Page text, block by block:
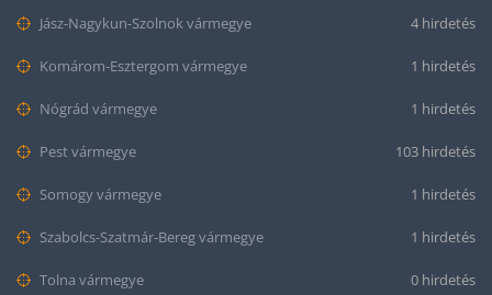
Jász-Nagykun-Szolnok vármegye 4 hirdetés
Komárom-Esztergom vármegye 1 hirdetés
Nógrád vármegye 1 hirdetés
Pest vármegye 103 hirdetés
Somogy vármegye 1 hirdetés
Szabolcs-Szatmár-Bereg vármegye 1 hirdetés
Tolna vármegye 0 hirdetés